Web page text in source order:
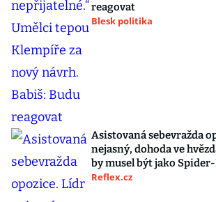
reagovat
Blesk politika
Asistovaná sebevražda
nejasný, dohoda ve
by musel být jako
Reflex.cz